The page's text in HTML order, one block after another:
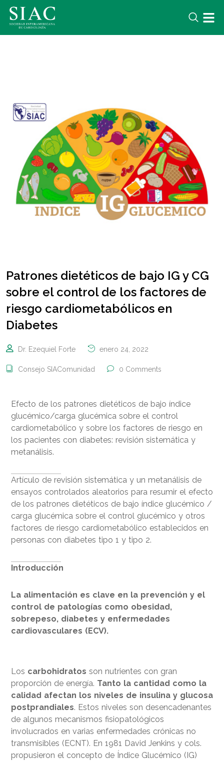
Patrones dietéticos de bajo IG y CG
sobre el control de los factores de
riesgo cardiometabólicos en
Diabetes
Dr. Ezequiel Forte enero 24, 2022
Consejo SIAComunidad 0 Comments
Efecto de los patrones dietéticos de bajo índice
glucémico/carga glucémica sobre el control
cardiometabólico y sobre los factores de riesgo en
los pacientes con diabetes: revisión sistemática y
metanálisis.
Artículo de revisión sistemática y un metanálisis de
ensayos controlados aleatorios para resumir el efecto
de los patrones dietéticos de bajo índice glucémico /
carga glucémica sobre el control glucémico y otros
factores de riesgo cardiometabólico establecidos en
personas con diabetes tipo 1 y tipo 2.
Introducción
La alimentación es clave en la prevención y el
control de patologías como obesidad,
sobrepeso, diabetes y enfermedades
cardiovasculares (ECV).
Los carbohidratos son nutrientes con gran
proporción de energía. Tanto la cantidad como la
calidad afectan los niveles de insulina y glucosa
postprandiales. Estos niveles son desencadenantes
de algunos mecanismos fisiopatológicos
involucrados en varias enfermedades crónicas no
transmisibles (ECNT). En 1981 David Jenkins y cols.
propusieron el concepto de Índice Glucémico (IG)